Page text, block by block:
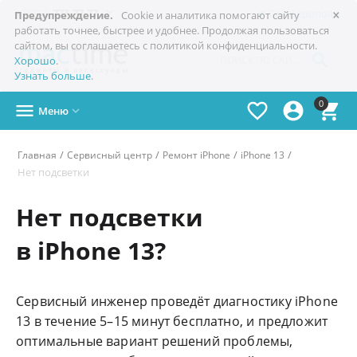
×
Предупреждение.
Cookie и аналитика помогают сайту
работать точнее, быстрее и удобнее. Продолжая пользоваться
сайтом, вы соглашаетесь с политикой конфиденциальности.
Хорошо.
Узнать больше.
Симферополь
+7(978)773-77-77 
0



 Меню 
Главная / Сервисный центр / Ремонт iPhone / iPhone 13 /
Нет подсветки
Нет подсветки
в iPhone 13?
Сервисный инженер проведёт диагностику iPhone
13 в течение 5–15 минут бесплатно, и предложит
оптимальные вариант решений проблемы,